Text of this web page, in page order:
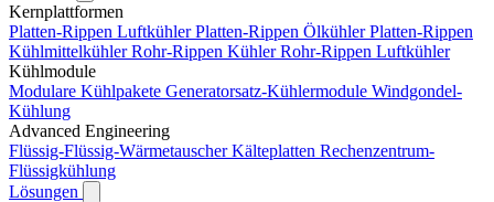
Kernplattformen
Platten-Rippen LuftkühlerPlatten-Rippen ÖlkühlerPlatten-Rippen
KühlmittelkühlerRohr-Rippen KühlerRohr-Rippen Luftkühler
Kühlmodule
Modulare Kühlpakete Generatorsatz-Kühlermodule Windgondel-
Kühlung
Advanced Engineering
Flüssig-Flüssig-WärmetauscherKälteplatten Rechenzentrum-
Flüssigkühlung
Lösungen